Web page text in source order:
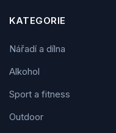
KATEGORIE
Nářadí a dílna
Alkohol
Sport a fitness
Outdoor